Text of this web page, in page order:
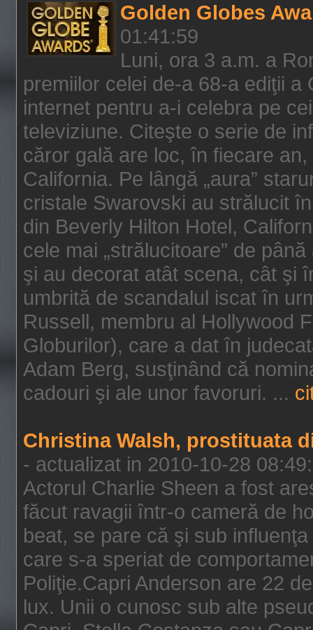
Golden Globes
01:41:59
Luni, ora 3 a.m. a
premiilor celei de-a 68-a ediţii
internet pentru a-i celebra pe
televiziune. Citeşte o serie de
căror gală are loc, în fiecare
California. Pe lângă „aura”
cristale Swarovski au strălucit
din Beverly Hilton Hotel,
cele mai „strălucitoare” de
şi au decorat atât scena, cât şi
umbrită de scandalul iscat în
Russell, membru al Hollywood
Globurilor), care a dat în
Adam Berg, susţinând că
cadouri şi ale unor favoruri. ...
Christina Walsh, prostituata
- actualizat in 2010-10-28
Actorul Charlie Sheen a fost
făcut ravagii într-o cameră de
beat, se pare că şi sub
care s-a speriat de
Poliţie.Capri Anderson are 22
lux. Unii o cunosc sub alte